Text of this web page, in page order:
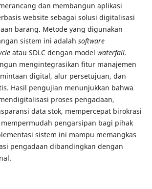
dan membangun aplikasi
website sebagai solusi digitalisasi
barang. Metode yang digunakan
sistem ini adalah software
atau SDLC dengan model waterfall.
mengintegrasikan fitur manajemen
digital, alur persetujuan, dan
Hasil pengujian menunjukkan bahwa
proses pengadaan,
data stok, mempercepat birokrasi
pengarsipan bagi pihak
sistem ini mampu memangkas
pengadaan dibandingkan dengan